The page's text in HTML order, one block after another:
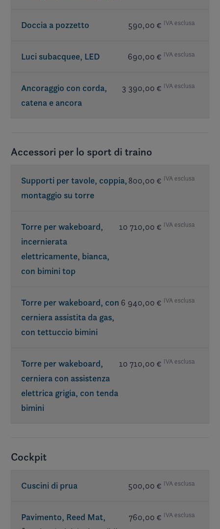
Doccia a pozzetto 590,00 € IVA esclusa
Luci subacquee, LED 690,00 € IVA esclusa
Ancoraggio con corda,
catena e ancora
3 390,00 € IVA esclusa
Accessori per lo sport di traino
Supporti per tavole, coppia,
montaggio su torre
800,00 € IVA esclusa
Torre per wakeboard,
incernierata
elettricamente, bianca,
con bimini top
10 710,00 € IVA esclusa
Torre per wakeboard, con
cerniera assistita da gas,
con tettuccio bimini
6 940,00 € IVA esclusa
Torre per wakeboard,
cerniera con assistenza
elettrica grigia, con tenda
bimini
10 710,00 € IVA esclusa
Cockpit
Cuscini di prua 500,00 € IVA esclusa
Pavimento, Reed Mat,
760,00 € IVA esclusa